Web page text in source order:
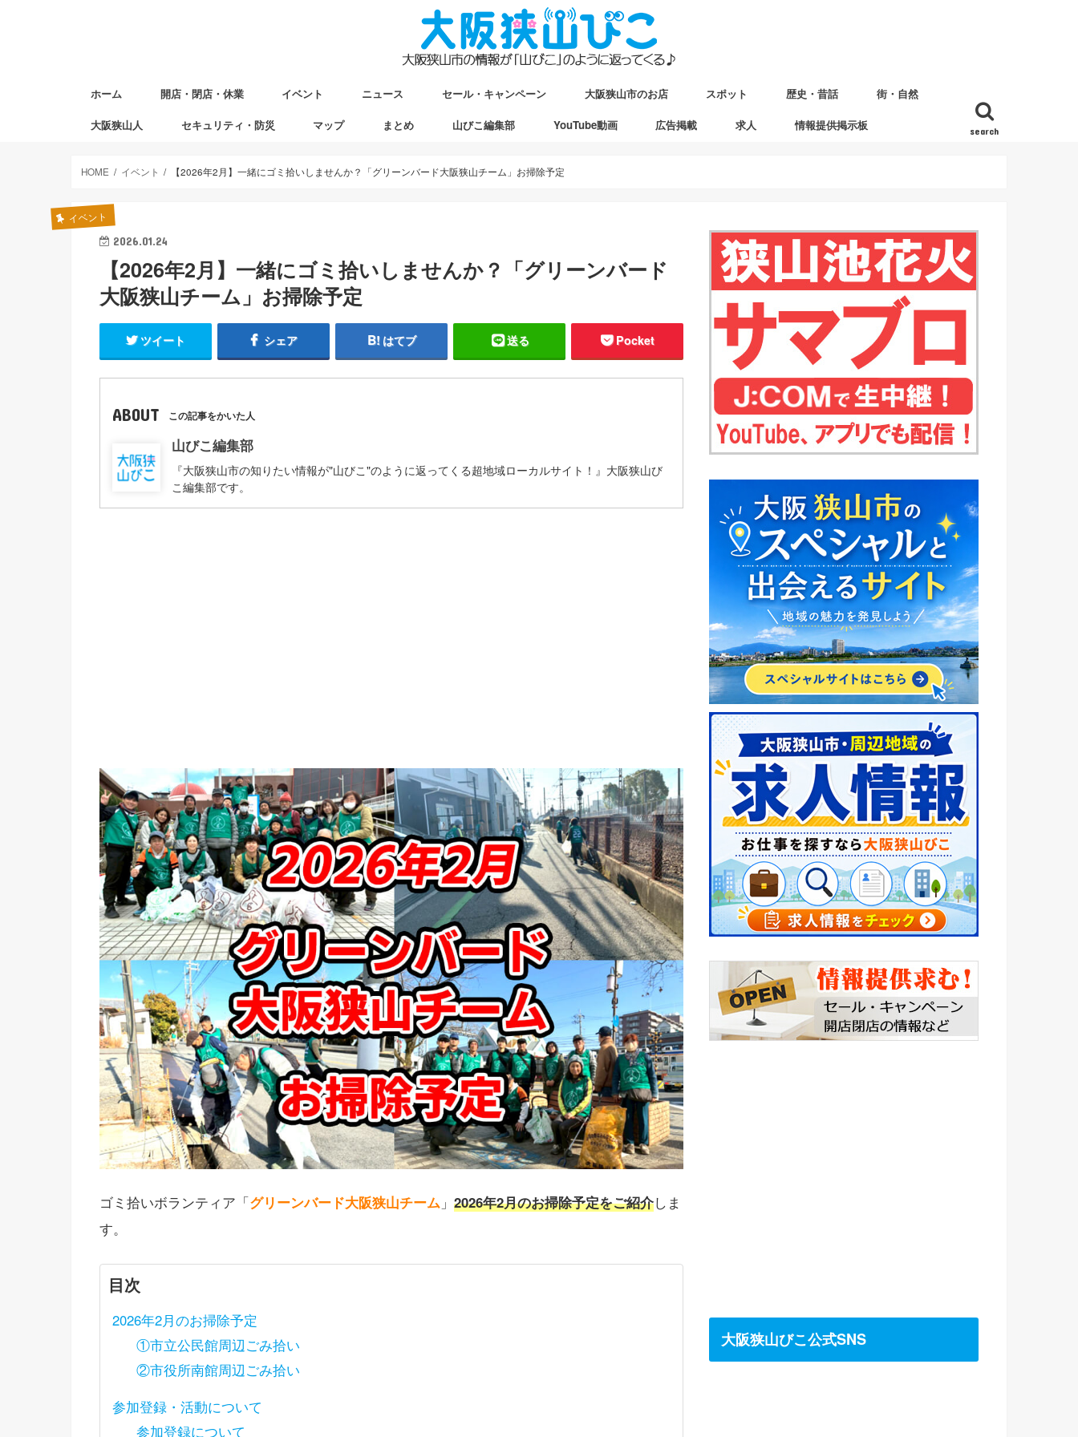
search
ホーム 開店・閉店・休業 イベント ニュース セール・キャンペーン 大阪狭山市のお店 スポット 歴史・昔話 街・自然
大阪狭山人 セキュリティ・防災 マップ まとめ 山びこ編集部 YouTube動画 広告掲載 求人 情報提供掲示板
HOME イベント 【2026年2月】一緒にゴミ拾いしませんか？「グリーンバード大阪狭山チーム」お掃除予定
イベント
2026.01.24
【2026年2月】一緒にゴミ拾いしませんか？「グリーンバード
大阪狭山チーム」お掃除予定
ツイート シェア はてブ 送る Pocket
ABOUT この記事をかいた人
山びこ編集部
『大阪狭山市の知りたい情報が"山びこ"のように返ってくる超地域ローカルサイト！』大阪狭山び
こ編集部です。
ゴミ拾いボランティア「グリーンバード大阪狭山チーム 」 2026年2月のお掃除予定をご紹介しま
す。
目次
2026年2月のお掃除予定
①市立公民館周辺ごみ拾い
②市役所南館周辺ごみ拾い
参加登録・活動について
参加登録について
大阪狭山びこ公式SNS